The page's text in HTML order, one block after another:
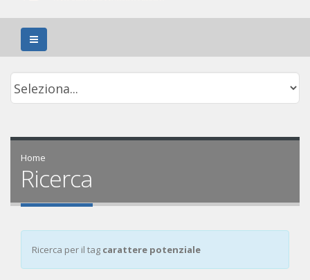
Home
Ricerca
Ricerca per il tag carattere potenziale